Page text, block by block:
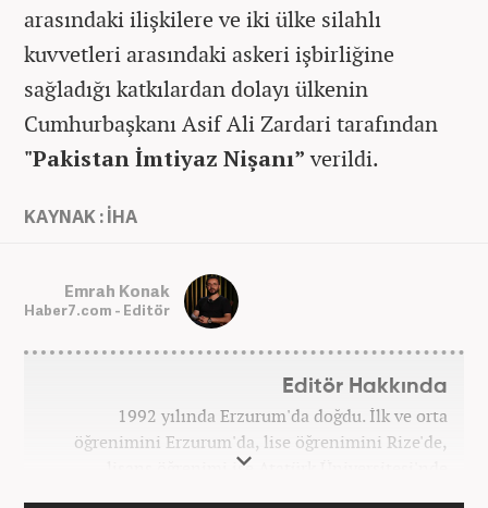
arasındaki ilişkilere ve iki ülke silahlı
kuvvetleri arasındaki askeri işbirliğine
sağladığı katkılardan dolayı ülkenin
Cumhurbaşkanı Asif Ali Zardari tarafından
"Pakistan İmtiyaz Nişanı”verildi.
KAYNAK : İHA
Emrah Konak
Haber7.com - Editör
Editör Hakkında
1992 yılında Erzurum'da doğdu. İlk ve orta
öğrenimini Erzurum'da, lise öğrenimini Rize'de,
lisans öğrenimi ise Atatürk Üniversitesi'nde